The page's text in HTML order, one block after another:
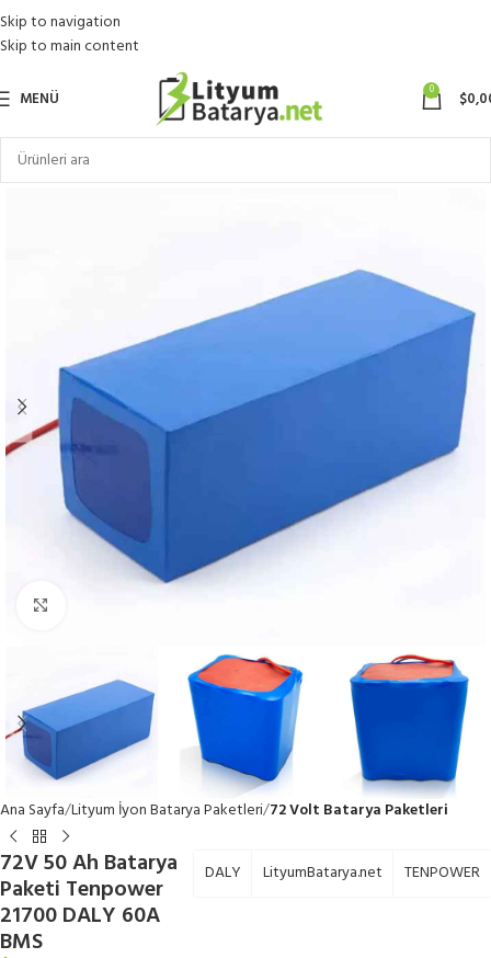
Skip to navigation
Skip to main content
MENÜ 0 $
Ana Sayfa Lityum İyon Batarya Paketleri 72 Volt Batarya Paketleri
72V 50 Ah Batarya
Paketi Tenpower
21700 DALY 60A
BMS
DALY LityumBatarya.net TENPOWER